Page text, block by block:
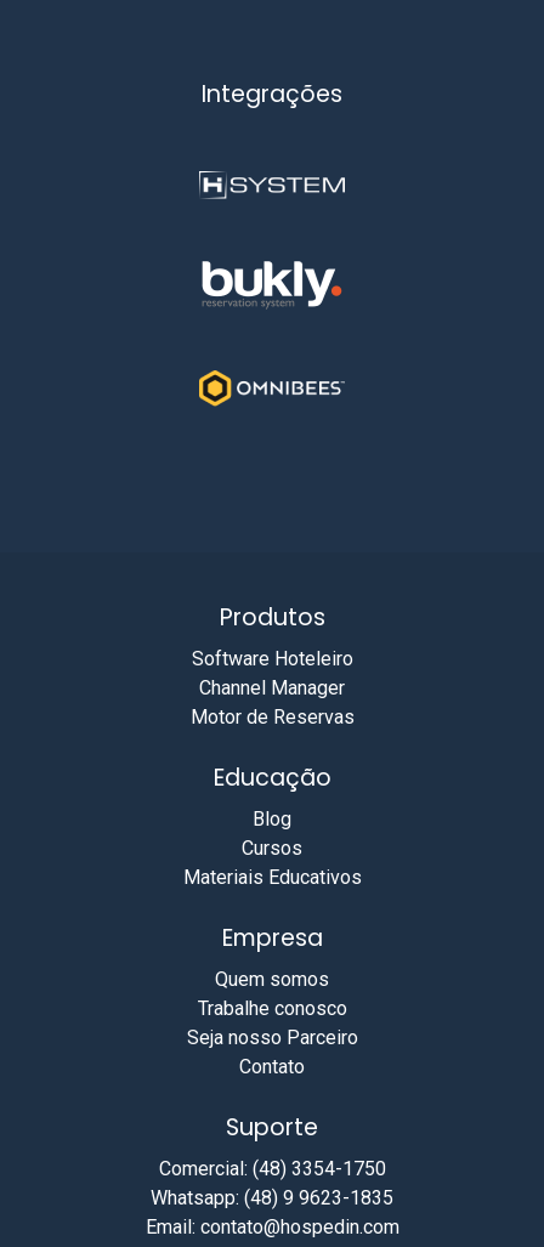
Integrações
Produtos
Software Hoteleiro
Channel Manager
Motor de Reservas
Educação
Blog
Cursos
Materiais Educativos
Empresa
Quem somos
Trabalhe conosco
Seja nosso Parceiro
Contato
Suporte
Comercial: (48) 3354-1750
Whatsapp: (48) 9 9623-1835
Email: contato@hospedin.com